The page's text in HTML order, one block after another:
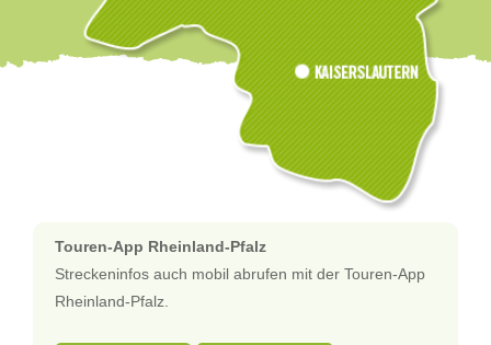
Touren-App Rheinland-Pfalz
Streckeninfos auch mobil abrufen mit der Touren-App
Rheinland-Pfalz.